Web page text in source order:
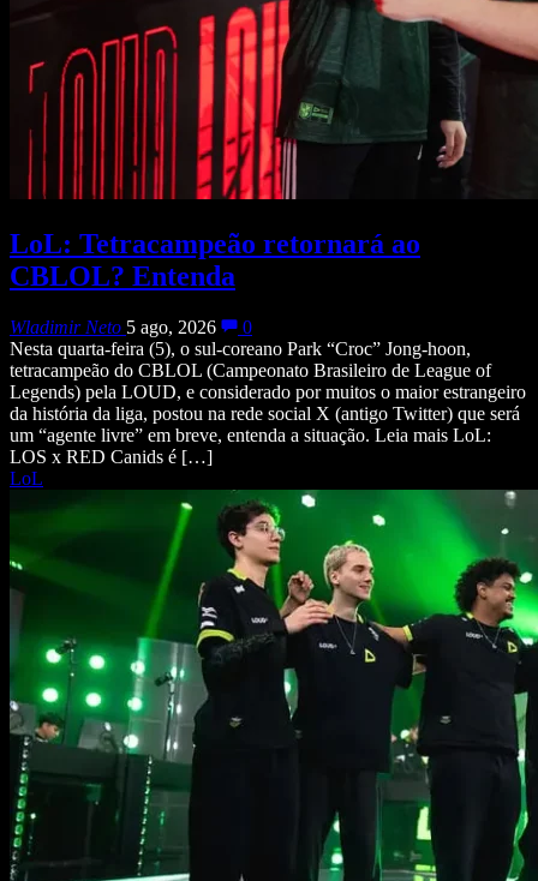
LoL: Tetracampeão retornará ao
CBLOL? Entenda
Wladimir Neto 5 ago, 2026
0
Nesta quarta-feira (5), o sul-coreano Park “Croc” Jong-hoon,
tetracampeão do CBLOL (Campeonato Brasileiro de League of
Legends) pela LOUD, e considerado por muitos o maior estrangeiro
da história da liga, postou na rede social X (antigo Twitter) que será
um “agente livre” em breve, entenda a situação. Leia mais LoL:
LOS x RED Canids é […]
LoL